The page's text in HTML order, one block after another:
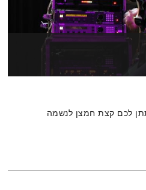
לכם קצת חמצן לנשמה